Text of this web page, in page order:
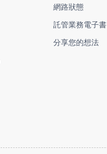
網路狀態
託管業務電子書
分享您的想法